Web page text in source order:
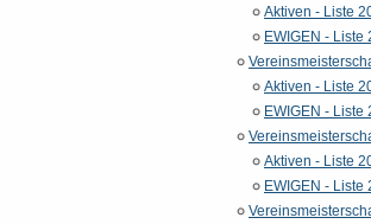
Aktiven - Liste
EWIGEN - Liste
Aktiven - Liste
EWIGEN - Liste
Aktiven - Liste
EWIGEN - Liste